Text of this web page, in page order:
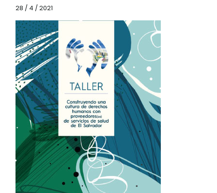
28 / 4 / 2021